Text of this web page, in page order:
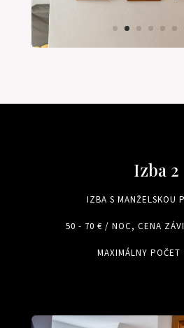
Izba 2
IZBA S MANŽELSKOU
50 - 70 € / NOC, CENA
MAXIMÁLNY POČET